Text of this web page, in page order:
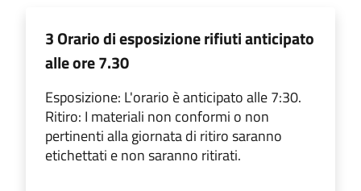
3 Orario di esposizione rifiuti anticipato
alle ore 7.30
Esposizione: L'orario è anticipato alle 7:30.
Ritiro: I materiali non conformi o non
pertinenti alla giornata di ritiro saranno
etichettati e non saranno ritirati.